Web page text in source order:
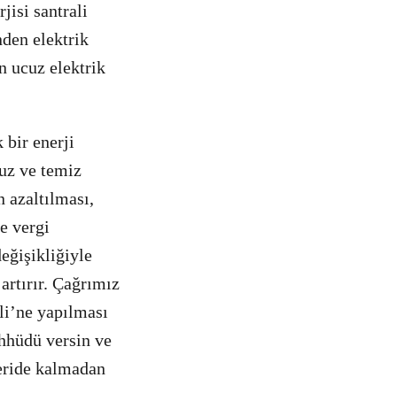
santrali
elektrik
ucuz elektrik
bir enerji
ve temiz
vergi
Çağrımız
yapılması
versin ve
kalmadan